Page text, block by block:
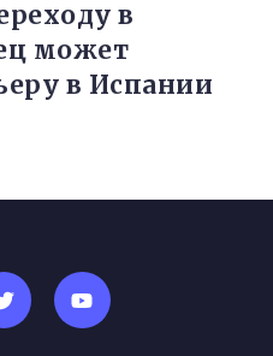
в
может
в Испании